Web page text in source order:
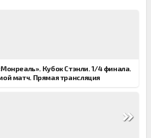
Кубок Стэнли. 1/4 финала.
матч. Прямая трансляция